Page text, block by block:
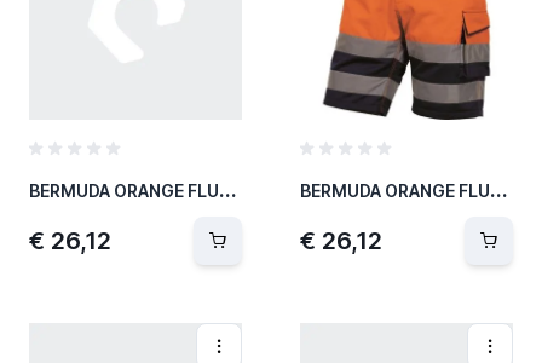
B
ERMUDA ORANGE FLUO FL/BM T.S
€ 26,12
B
ERMUDA ORANGE FLUO T.M
€ 26,12